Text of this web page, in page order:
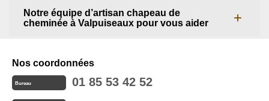
Notre équipe d’artisan chapeau de
cheminée à Valpuiseaux pour vous aider
Nos coordonnées
Bureau 01 85 53 42 52